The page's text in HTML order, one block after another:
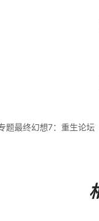
题最终幻想7：重生论坛